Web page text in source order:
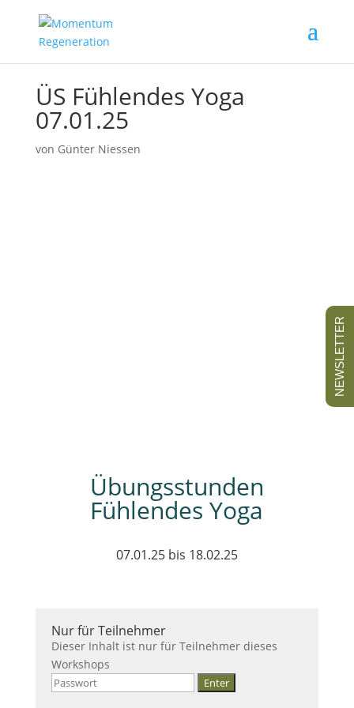
ÜS Fühlendes Yoga
07.01.25
von Günter Niessen
Übungsstunden
Fühlendes Yoga
07.01.25 bis 18.02.25
Nur für Teilnehmer
Dieser Inhalt ist nur für Teilnehmer dieses
Workshops
NEWSLETTER